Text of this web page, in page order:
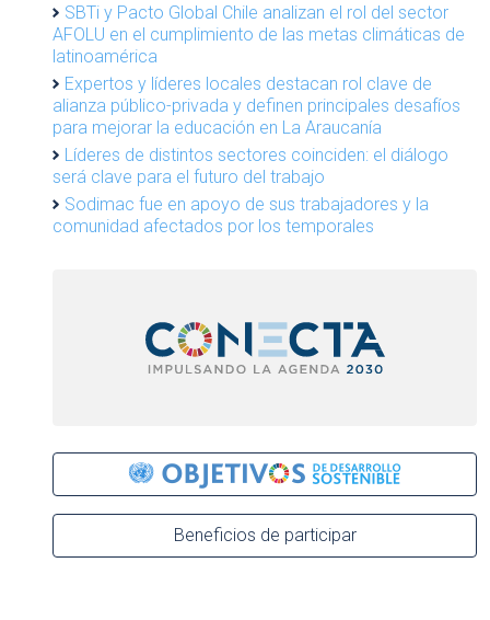
SBTi y Pacto Global Chile analizan el rol del sector
AFOLU en el cumplimiento de las metas climáticas de
latinoamérica
Expertos y líderes locales destacan rol clave de
alianza público-privada y definen principales desafíos
para mejorar la educación en La Araucanía
Líderes de distintos sectores coinciden: el diálogo
será clave para el futuro del trabajo
Sodimac fue en apoyo de sus trabajadores y la
comunidad afectados por los temporales
Beneficios de participar